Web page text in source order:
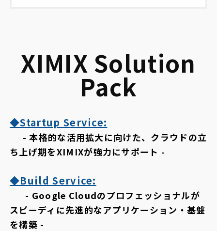
XIMIX Solution
Pack
◆Startup Service:
- 本格的な活用拡大に向けた、クラウドの立
ち上げ期をXIMIXが強力にサポート -
◆Build Service:
- Google Cloudのプロフェッショナルが
スピーディに先進的なアプリケーション・基盤
を構築 -